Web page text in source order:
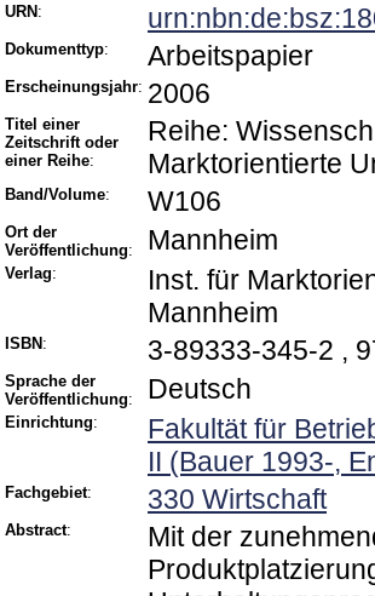
URN :
Dokumenttyp: Arbeitspapier
Erscheinungsjahr: 2006
Titel einer
Zeitschrift oder
einer Reihe:
Reihe:
Marktorientierte
Band/Volume: W106
Ort der
Veröffentlichung: Mannheim
Verlag:
Inst. für
Mannheim
ISBN : 3-89333-345-2 ,
Sprache der
Veröffentlichung: Deutsch
Einrichtung:
Fakultät für
II (Bauer 1993-,
Fachgebiet: 330 Wirtschaft
Abstract:
Mit der